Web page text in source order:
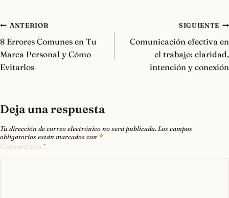
Navegación
de
entradas
ANTERIOR
8 Errores Comunes en Tu
Marca Personal y Cómo
Evitarlos
SIGUIENTE
Comunicación efectiva en
el trabajo: claridad,
intención y conexión
Deja una respuesta
Tu dirección de correo electrónico no será publicada. Los campos
obligatorios están marcados con *
Comentario *